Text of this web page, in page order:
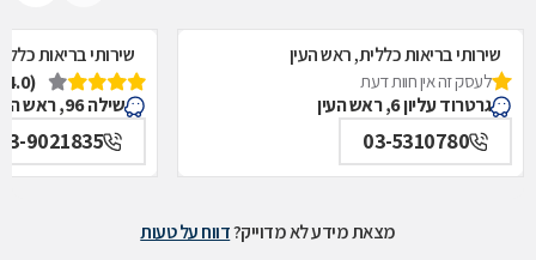
שירותי בריאות כללית, ראש העין
לעסק זה אין חוות דעת
גרטרוד עליון 6, ראש העין
03-5310780
שירותי בריאות
(4.0)
שילה 96, ראש העין
9021835
מצאת מידע לא מדוייק?דווח על טעות